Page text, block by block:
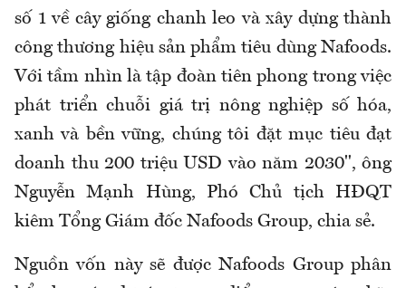
số 1 về cây giống chanh leo và xây dựng thành
công thương hiệu sản phẩm tiêu dùng Nafoods.
Với tầm nhìn là tập đoàn tiên phong trong việc
phát triển chuỗi giá trị nông nghiệp số hóa,
xanh và bền vững, chúng tôi đặt mục tiêu đạt
doanh thu 200 triệu USD vào năm 2030", ông
Nguyễn Mạnh Hùng, Phó Chủ tịch HĐQT
kiêm Tổng Giám đốc Nafoods Group, chia sẻ.
Nguồn vốn này sẽ được Nafoods Group phân